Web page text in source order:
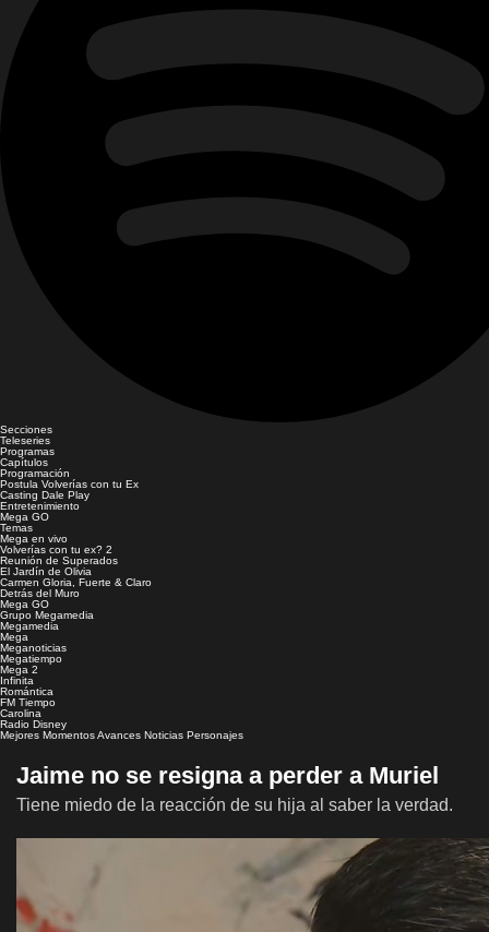
Secciones
Teleseries
Programas
Capítulos
Programación
Postula Volverías con tu Ex
Casting Dale Play
Entretenimiento
Mega GO
Temas
Mega en vivo
Volverías con tu ex? 2
Reunión de Superados
El Jardín de Olivia
Carmen Gloria, Fuerte & Claro
Detrás del Muro
Mega GO
Grupo Megamedia
Megamedia
Mega
Meganoticias
Megatiempo
Mega 2
Infinita
Romántica
FM Tiempo
Carolina
Radio Disney
Mejores MomentosAvances Noticias Personajes
Jaime no se resigna a perder a Muriel
Tiene miedo de la reacción de su hija al saber la verdad.